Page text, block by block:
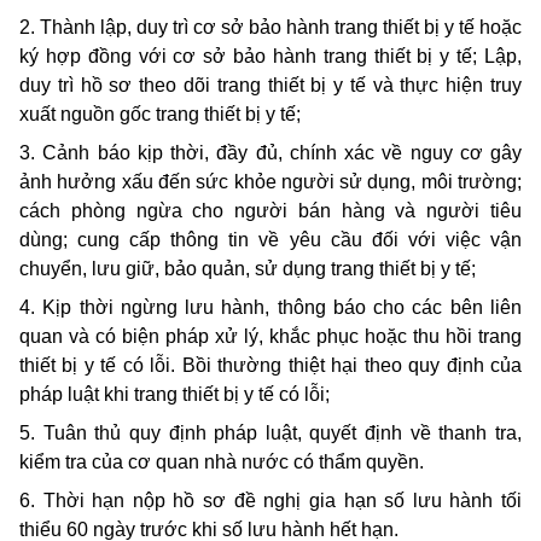
2. Thành lập, duy trì cơ sở bảo hành trang thiết bị y tế hoặc
ký hợp đồng với cơ sở bảo hành trang thiết bị y tế; Lập,
duy trì hồ sơ theo dõi trang thiết bị y tế và thực hiện truy
xuất nguồn gốc trang thiết bị y tế;
3. Cảnh báo kịp thời, đầy đủ, chính xác về nguy cơ gây
ảnh hưởng xấu đến sức khỏe người sử dụng, môi trường;
cách phòng ngừa cho người bán hàng và người tiêu
dùng; cung cấp thông tin về yêu cầu đối với việc vận
chuyển, lưu giữ, bảo quản, sử dụng trang thiết bị y tế;
4. Kịp thời ngừng lưu hành, thông báo cho các bên liên
quan và có biện pháp xử lý, khắc phục hoặc thu hồi trang
thiết bị y tế có lỗi. Bồi thường thiệt hại theo quy định của
pháp luật khi trang thiết bị y tế có lỗi;
5. Tuân thủ quy định pháp luật, quyết định về thanh tra,
kiểm tra của cơ quan nhà nước có thẩm quyền.
6. Thời hạn nộp hồ sơ đề nghị gia hạn số lưu hành tối
thiểu 60 ngày trước khi số lưu hành hết hạn.